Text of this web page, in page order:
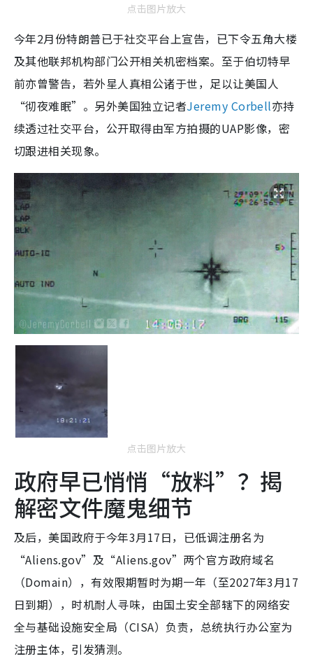
点击图片放大
今年2月份特朗普已于社交平台上宣告，已下令五角大楼
及其他联邦机构部门公开相关机密档案。至于伯切特早
前亦曾警告，若外星人真相公诸于世，足以让美国人
“彻夜难眠”。另外美国独立记者Jeremy Corbell亦持
续透过社交平台，公开取得由军方拍摄的UAP影像，密
切跟进相关现象。
点击图片放大
政府早已悄悄“放料”？揭
解密文件魔鬼细节
及后，美国政府于今年3月17日，已低调注册名为
“Aliens.gov”及“Aliens.gov”两个官方政府域名
（Domain），有效限期暂时为期一年（至2027年3月17
日到期），时机耐人寻味，由国土安全部辖下的网络安
全与基础设施安全局（CISA）负责，总统执行办公室为
注册主体，引发猜测。